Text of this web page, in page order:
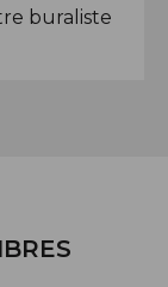
buraliste